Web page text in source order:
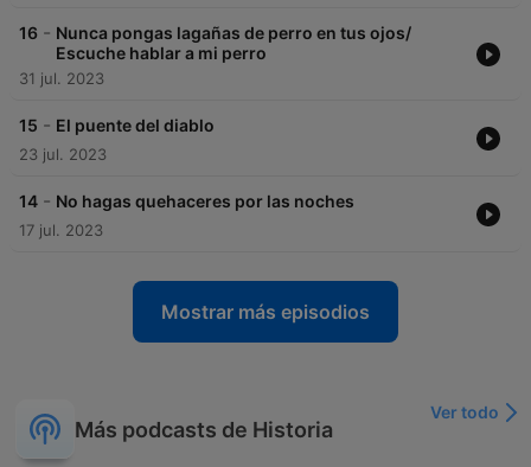
16 - Nunca pongas lagañas de perro en tus ojos/
Escuche hablar a mi perro
31 jul. 2023
15 - El puente del diablo
23 jul. 2023
14 - No hagas quehaceres por las noches
17 jul. 2023
Mostrar más episodios
Más podcasts de Historia
Ver todo